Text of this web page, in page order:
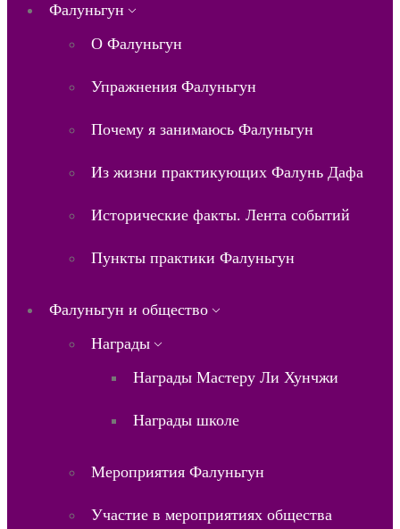
Фалуньгун
О Фалуньгун
Упражнения Фалуньгун
Почему я занимаюсь Фалуньгун
Из жизни практикующих Фалунь Дафа
Исторические факты. Лента событий
Пункты практики Фалуньгун
Фалуньгун и общество
Награды
Награды Мастеру Ли Хунчжи
Награды школе
Мероприятия Фалуньгун
Участие в мероприятиях общества